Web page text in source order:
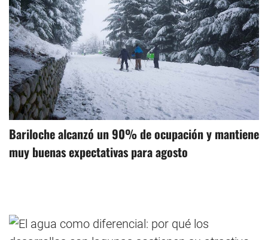
Bariloche alcanzó un 90% de ocupación y mantiene
muy buenas expectativas para agosto